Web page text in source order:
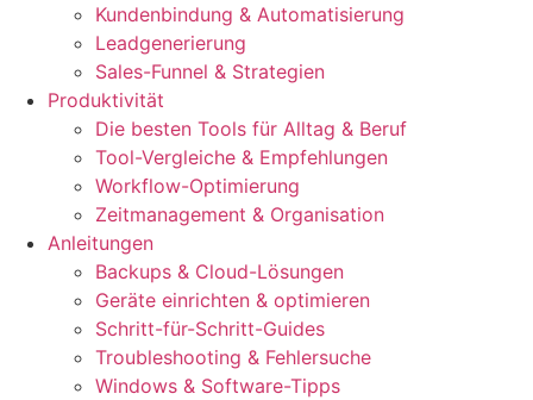
Kundenbindung & Automatisierung
Leadgenerierung
Sales-Funnel & Strategien
Produktivität
Die besten Tools für Alltag & Beruf
Tool-Vergleiche & Empfehlungen
Workflow-Optimierung
Zeitmanagement & Organisation
Anleitungen
Backups & Cloud-Lösungen
Geräte einrichten & optimieren
Schritt-für-Schritt-Guides
Troubleshooting & Fehlersuche
Windows & Software-Tipps